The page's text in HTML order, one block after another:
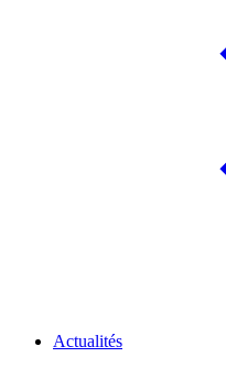
Actualités